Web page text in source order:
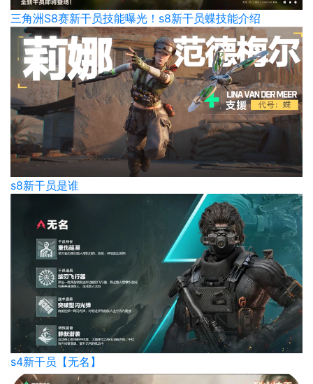
三角洲S8赛新干员技能曝光！s8新干员蝶技能介绍
s8新干员是谁
s4新干员【无名】